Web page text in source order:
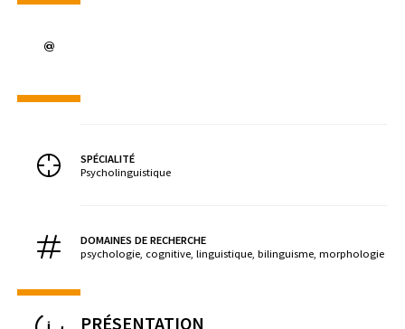
SPÉCIALITÉ
Psycholinguistique
DOMAINES DE RECHERCHE
psychologie, cognitive, linguistique, bilinguisme, morphologie
PRÉSENTATION